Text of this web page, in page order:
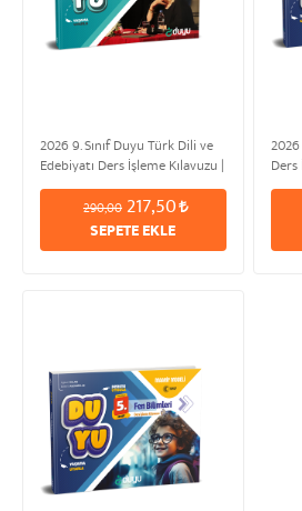
2026 9. Sınıf Duyu Türk Dili ve
Edebiyatı Ders İşleme Kılavuzu |
Türkiye Yüzyılı & Maarif Modeli
290,00 217,50
SEPETE EKLE
Ders